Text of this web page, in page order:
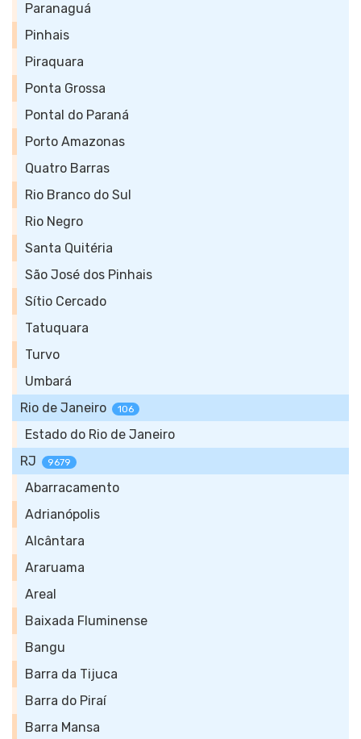
Paranaguá
Pinhais
Piraquara
Ponta Grossa
Pontal do Paraná
Porto Amazonas
Quatro Barras
Rio Branco do Sul
Rio Negro
Santa Quitéria
São José dos Pinhais
Sítio Cercado
Tatuquara
Turvo
Umbará
Rio de Janeiro
106
Estado do Rio de Janeiro
RJ
9679
Abarracamento
Adrianópolis
Alcântara
Araruama
Areal
Baixada Fluminense
Bangu
Barra da Tijuca
Barra do Piraí
Barra Mansa